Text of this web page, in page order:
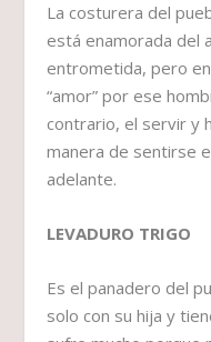
La costurera del
está enamorada del
entrometida, pero
“amor” por ese
contrario, el servir y
manera de sentirse
adelante.
LEVADURO TRIGO
Es el panadero del
solo con su hija y